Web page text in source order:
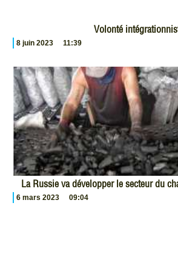
Volonté
8 juin 2023 11:39
La Russie va développer le secteur du
6 mars 2023 09:04